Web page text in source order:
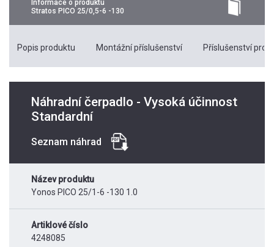
Informace o produktu
Stratos PICO 25/0,5-6 -130
Popis produktu Montážní příslušenství Příslušenství pro
Náhradní čerpadlo - Vysoká účinnost
Standardní
Seznam náhrad
Název produktu
Yonos PICO 25/1-6 -130 1.0
Artiklové číslo
4248085